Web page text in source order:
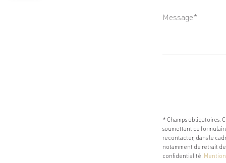
* Champs obligatoires.
soumettant ce
recontacter, dans le
notamment de retrait
confidentialité.